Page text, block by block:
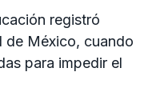
registró
de México, cuando
para impedir el